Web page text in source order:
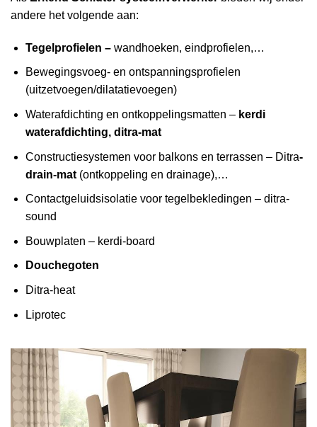
andere het volgende aan:
Tegelprofielen – wandhoeken, eindprofielen,…
Bewegingsvoeg- en ontspanningsprofielen
(uitzetvoegen/dilatatievoegen)
Waterafdichting en ontkoppelingsmatten – kerdi
waterafdichting, ditra-mat
Constructiesystemen voor balkons en terrassen – Ditra-
drain-mat(ontkoppeling en drainage),…
Contactgeluidsisolatie voor tegelbe­kledingen – ditra-
sound
Bouwplaten – kerdi-board
Douchegoten
Ditra-heat
Liprotec